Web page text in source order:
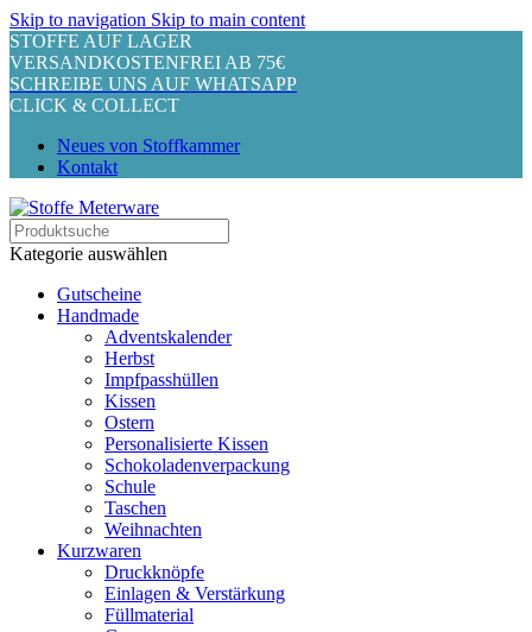
Skip to navigation Skip to main content
STOFFE AUF LAGER
VERSANDKOSTENFREI AB 75€
SCHREIBE UNS AUF WHATSAPP
CLICK & COLLECT
Neues von Stoffkammer
Kontakt
Kategorie auswählen
Gutscheine
Handmade
Adventskalender
Herbst
Impfpasshüllen
Kissen
Ostern
Personalisierte Kissen
Schokoladenverpackung
Schule
Taschen
Weihnachten
Kurzwaren
Druckknöpfe
Einlagen & Verstärkung
Füllmaterial